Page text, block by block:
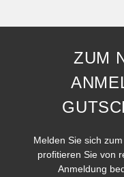
ZUM
Melden Sie sich
profitieren Sie von
Anmeldung